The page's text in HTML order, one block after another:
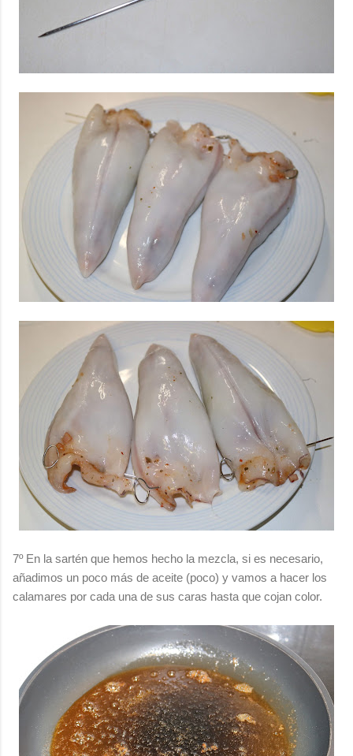
7º En la sartén que hemos hecho la mezcla, si es necesario,
añadimos un poco más de aceite (poco) y vamos a hacer los
calamares por cada una de sus caras hasta que cojan color.